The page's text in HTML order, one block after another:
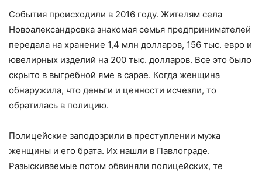
События происходили в 2016 году. Жителям села
Новоалександровка знакомая семья предпринимателей
передала на хранение 1,4 млн долларов, 156 тыс. евро и
ювелирных изделий на 200 тыс. долларов. Все это было
скрыто в выгребной яме в сарае. Когда женщина
обнаружила, что деньги и ценности исчезли, то
обратилась в полицию.
Полицейские заподозрили в преступлении мужа
женщины и его брата. Их нашли в Павлограде.
Разыскиваемые потом обвиняли полицейских, те